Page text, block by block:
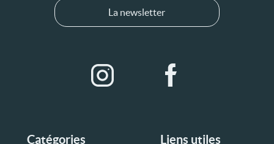
Catégories Liens utiles
La newsletter